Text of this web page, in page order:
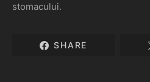
stomacului.
SHARE